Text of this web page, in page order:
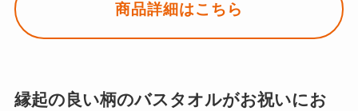
商品詳細はこちら
縁起の良い柄のバスタオルがお祝いにお